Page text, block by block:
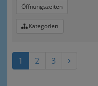
Öffnungszeiten
Kategorien
1 2 3